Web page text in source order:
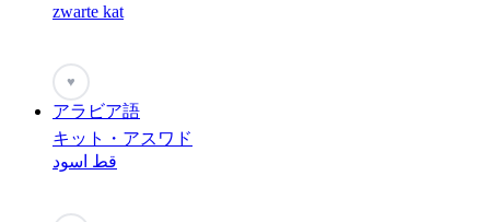
zwarte kat
♥
アラビア語
キット・アスワド
قط اسود